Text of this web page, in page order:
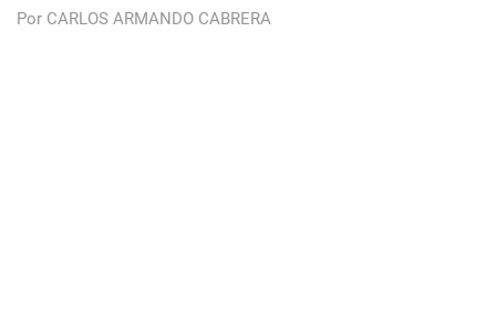
Por CARLOS ARMANDO CABRERA